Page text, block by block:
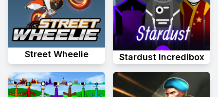
Street Wheelie Stardust Incredibox